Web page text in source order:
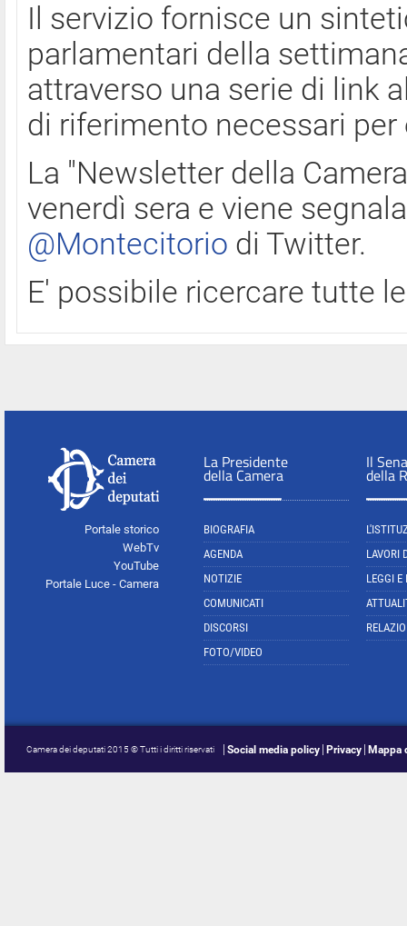
Il servizio fornisce un
parlamentari della
attraverso una serie di link
di riferimento necessari
La "Newsletter della
venerdì sera e viene
@Montecitorio di Twitter.
E' possibile ricercare tutte
Portale storico
WebTv
YouTube
Portale Luce - Camera
La Presidente
della Camera
BIOGRAFIA
AGENDA
NOTIZIE
COMUNICATI
DISCORSI
FOTO/VIDEO
Il
della
LAVORI
LEGGI E
Camera dei deputati 2015 © Tutti i diritti riservati Social media policy Privacy Mappa